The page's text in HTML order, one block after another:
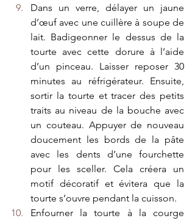
Dans un verre, délayer un jaune
d’œuf avec une cuillère à soupe de
lait. Badigeonner le dessus de la
tourte avec cette dorure à l’aide
d’un pinceau. Laisser reposer 30
minutes au réfrigérateur. Ensuite,
sortir la tourte et tracer des petits
traits au niveau de la bouche avec
un couteau. Appuyer de nouveau
doucement les bords de la pâte
avec les dents d’une fourchette
pour les sceller. Cela créera un
motif décoratif et évitera que la
tourte s’ouvre pendant la cuisson.
Enfourner la tourte à la courge